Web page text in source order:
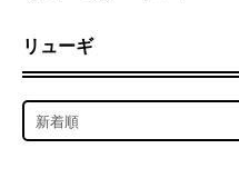
リューギ